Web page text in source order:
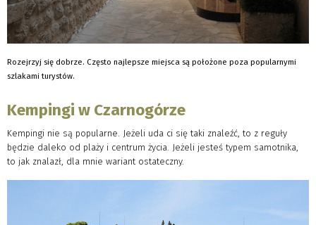
Rozejrzyj się dobrze. Często najlepsze miejsca są położone poza popularnymi
szlakami turystów.
Kempingi w Czarnogórze
Kempingi nie są popularne. Jeżeli uda ci się taki znaleźć, to z reguły
będzie daleko od plaży i centrum życia. Jeżeli jesteś typem samotnika,
to jak znalazł, dla mnie wariant ostateczny.